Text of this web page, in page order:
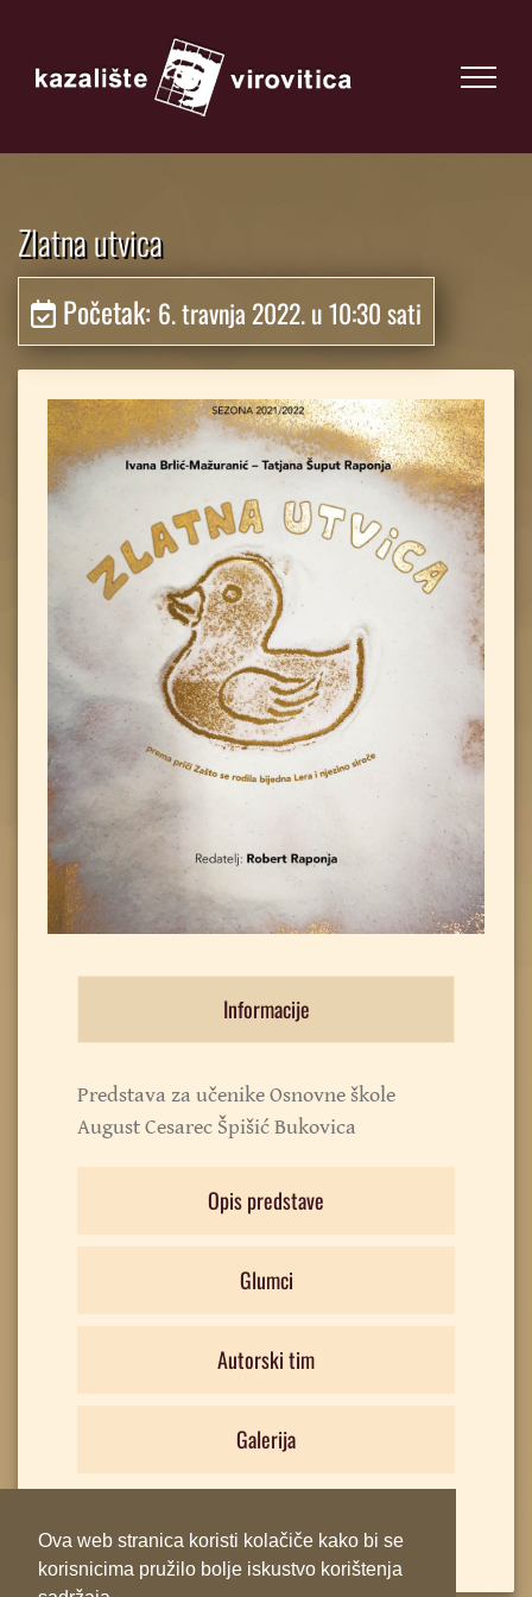
Ova web stranica koristi kolačiče kako bi se
korisnicima pružilo bolje iskustvo korištenja
Zlatna utvica
Početak: 6. travnja 2022. u 10:30 sati
Informacije
Predstava za učenike Osnovne škole
August Cesarec Špišić Bukovica
Opis predstave
Glumci
Autorski tim
Galerija